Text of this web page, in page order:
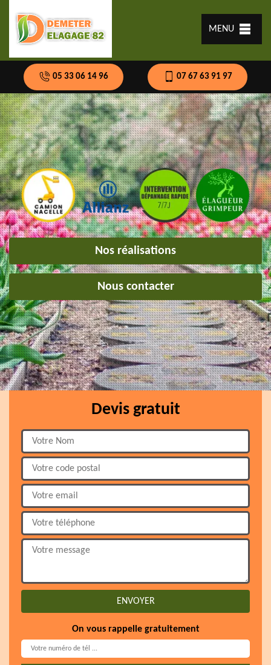
MENU
05 33 06 14 96 07 67 63 91 97
Nos réalisations
Nous contacter
Devis gratuit
On vous rappelle gratuitement